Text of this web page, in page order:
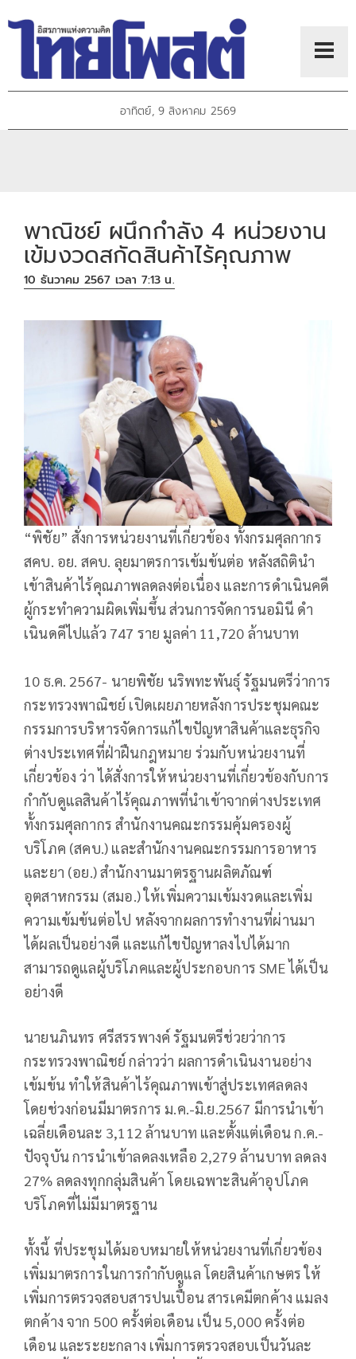
อาทิตย์, 9 สิงหาคม 2569
พาณิชย์ ผนึกกำลัง 4 หน่วยงาน
เข้มงวดสกัดสินค้าไร้คุณภาพ
10 ธันวาคม 2567 เวลา 7:13 น.
“พิชัย” สั่งการหน่วยงานที่เกี่ยวข้อง ทั้งกรมศุลกากร
สคบ. อย. สคบ. ลุยมาตรการเข้มข้นต่อ หลังสถิตินำ
เข้าสินค้าไร้คุณภาพลดลงต่อเนื่อง และการดำเนินคดี
ผู้กระทำความผิดเพิ่มขึ้น ส่วนการจัดการนอมินี ดำ
เนินดคีไปแล้ว 747 ราย มูลค่า 11,720 ล้านบาท
10 ธ.ค. 2567- นายพิชัย นริพทะพันธุ์ รัฐมนตรีว่าการ
กระทรวงพาณิชย์ เปิดเผยภายหลังการประชุมคณะ
กรรมการบริหารจัดการแก้ไขปัญหาสินค้าและธุรกิจ
ต่างประเทศที่ฝ่าฝืนกฎหมาย ร่วมกับหน่วยงานที่
เกี่ยวข้อง ว่า ได้สั่งการให้หน่วยงานที่เกี่ยวข้องกับการ
กำกับดูแลสินค้าไร้คุณภาพที่นำเข้าจากต่างประเทศ
ทั้งกรมศุลกากร สำนักงานคณะกรรมคุ้มครองผู้
บริโภค (สคบ.) และสำนักงานคณะกรรมการอาหาร
และยา (อย.) สำนักงานมาตรฐานผลิตภัณฑ์
อุตสาหกรรม (สมอ.) ให้เพิ่มความเข้มงวดและเพิ่ม
ความเข้มข้นต่อไป หลังจากผลการทำงานที่ผ่านมา
ได้ผลเป็นอย่างดี และแก้ไขปัญหาลงไปได้มาก
สามารถดูแลผู้บริโภคและผู้ประกอบการ SME ได้เป็น
อย่างดี
นายนภินทร ศรีสรรพางค์ รัฐมนตรีช่วยว่าการ
กระทรวงพาณิชย์ กล่าวว่า ผลการดำเนินงานอย่าง
เข้มข้น ทำให้สินค้าไร้คุณภาพเข้าสู่ประเทศลดลง
โดยช่วงก่อนมีมาตรการ ม.ค.-มิ.ย.2567 มีการนำเข้า
เฉลี่ยเดือนละ 3,112 ล้านบาท และตั้งแต่เดือน ก.ค.-
ปัจจุบัน การนำเข้าลดลงเหลือ 2,279 ล้านบาท ลดลง
27% ลดลงทุกกลุ่มสินค้า โดยเฉพาะสินค้าอุปโภค
บริโภคที่ไม่มีมาตรฐาน
ทั้งนี้ ที่ประชุมได้มอบหมายให้หน่วยงานที่เกี่ยวข้อง
เพิ่มมาตรการในการกำกับดูแล โดยสินค้าเกษตร ให้
เพิ่มการตรวจสอบสารปนเปื้อน สารเคมีตกค้าง แมลง
ตกค้าง จาก 500 ครั้งต่อเดือน เป็น 5,000 ครั้งต่อ
เดือน และระยะกลาง เพิ่มการตรวจสอบเป็นวันละ